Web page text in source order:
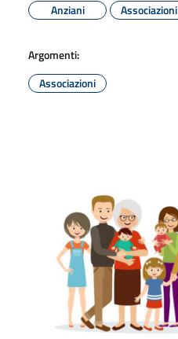
Anziani
Associazioni
Argomenti:
Associazioni